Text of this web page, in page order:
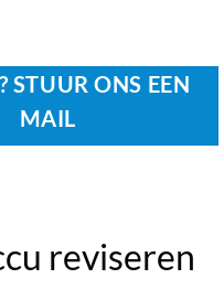
STUUR ONS EEN
MAIL
reviseren